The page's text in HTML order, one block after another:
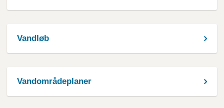
Vandløb
Vandområdeplaner